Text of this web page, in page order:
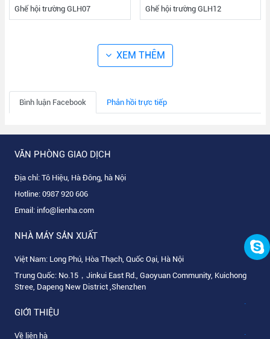
Ghế hội trường GLH07 Ghế hội trường GLH12
XEM THÊM
Bình luận Facebook Phản hồi trực tiếp
VĂN PHÒNG GIAO DỊCH
Địa chỉ: Tô Hiệu, Hà Đông, hà Nội
Hotline: 0987 920 606
Email: info@lienha.com
NHÀ MÁY SẢN XUẤT
Việt Nam: Long Phú, Hòa Thạch, Quốc Oại, Hà Nội
Trung Quốc: No.15，Jinkui East Rd., Gaoyuan Community, Kuichong
Stree, Dapeng New District ,Shenzhen
GIỚI THIỆU
Về liên hà
.
.
.